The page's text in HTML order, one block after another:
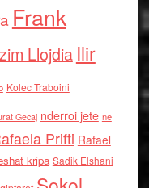
Frank
Llojdia Ilir
Kolec Traboini
Gecaj nderroi jete ne
Prifti Rafael
kripa Sadik Elshani